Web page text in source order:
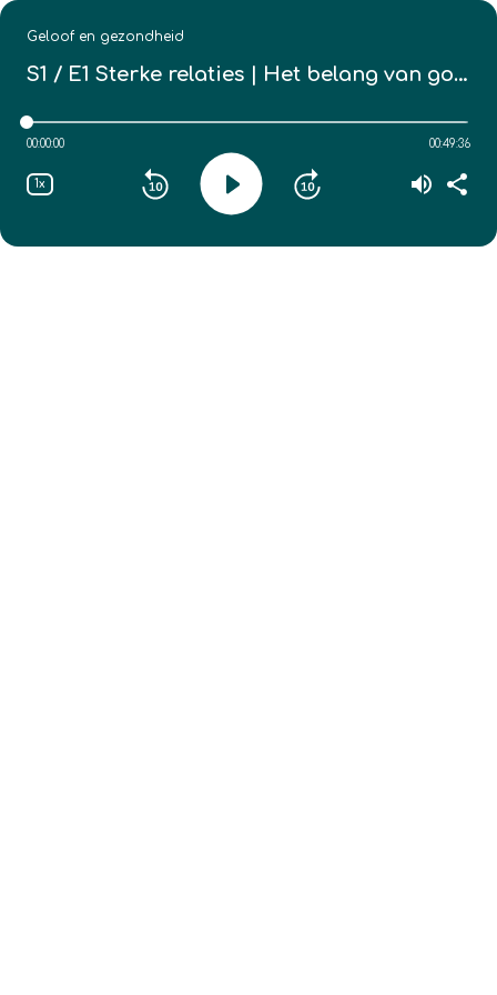
Geloof en gezondheid
S1 / E1 Sterke relaties | Het belang van goede relaties | aflevering 1
00:00:00 00:49:36
1x